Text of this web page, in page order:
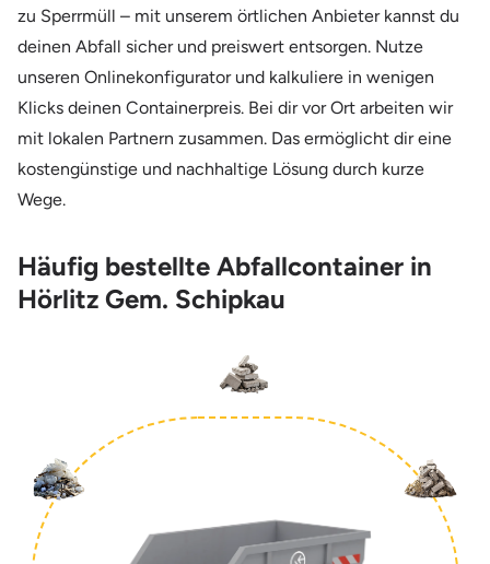
zu Sperrmüll – mit unserem örtlichen Anbieter kannst du
deinen Abfall sicher und preiswert entsorgen. Nutze
unseren Onlinekonfigurator und kalkuliere in wenigen
Klicks deinen Containerpreis. Bei dir vor Ort arbeiten wir
mit lokalen Partnern zusammen. Das ermöglicht dir eine
kostengünstige und nachhaltige Lösung durch kurze
Wege.
Häufig bestellte Abfallcontainer in
Hörlitz Gem. Schipkau